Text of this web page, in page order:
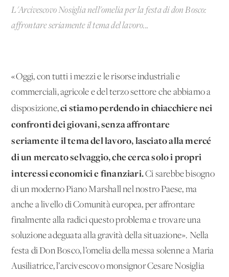
L'Arcivescovo Nosiglia nell'omelia per la festa di don Bosco:
affrontare seriamente il tema del lavoro...
«Oggi, con tutti i mezzi e le risorse industriali e
commerciali, agricole e del terzo settore che abbiamo a
disposizione,ci stiamo perdendo in chiacchiere nei
confronti dei giovani, senza affrontare
seriamente il tema del lavoro, lasciato alla mercé
di un mercato selvaggio, che cerca solo i propri
interessi economici e finanziari.Ci sarebbe bisogno
di un moderno Piano Marshall nel nostro Paese, ma
anche a livello di Comunità europea, per affrontare
finalmente alla radici questo problema e trovare una
soluzione adeguata alla gravità della situazione». Nella
festa di Don Bosco, l’omelia della messa solenne a Maria
Ausiliatrice, l’arcivescovo monsignor Cesare Nosiglia